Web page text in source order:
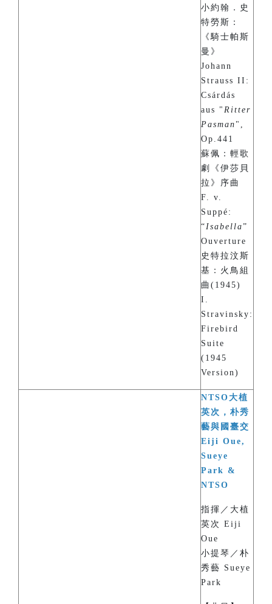
小約翰．史
特勞斯：
《騎士帕斯
曼》
Johann
Strauss II:
Csárdás
aus " Ritter
Pasman ",
Op.441
蘇佩：輕歌
劇《伊莎貝
拉》序曲
F. v.
Suppé:
“Isabella”
Ouverture
史特拉汶斯
基：火鳥組
曲(1945)
I.
Stravinsky:
Firebird
Suite
(1945
Version)
NTSO大植
英次，朴秀
藝與國臺交
Eiji Oue,
Sueye
Park &
NTSO
指揮／大植
英次 Eiji
Oue
小提琴／朴
秀藝 Sueye
Park